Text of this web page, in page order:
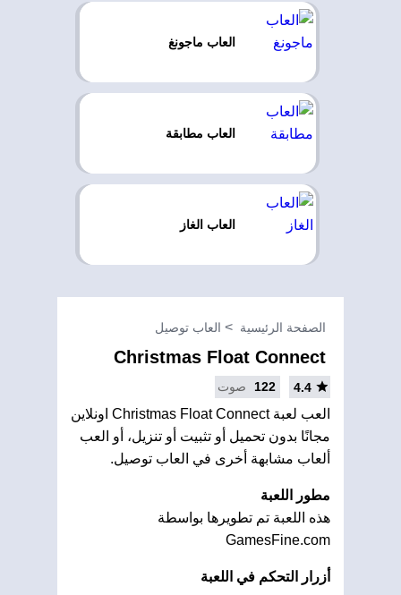
العاب ماجونغ
العاب مطابقة
العاب الغاز
الصفحة الرئيسية العاب توصيل
Christmas Float Connect
4.4
122 صوت
العب لعبة Christmas Float Connect اونلاين
مجانًا بدون تحميل أو تثبيت أو تنزيل، أو العب
ألعاب مشابهة أخرى في العاب توصيل.
مطور اللعبة
هذه اللعبة تم تطويرها بواسطة
GamesFine.com
أزرار التحكم في اللعبة